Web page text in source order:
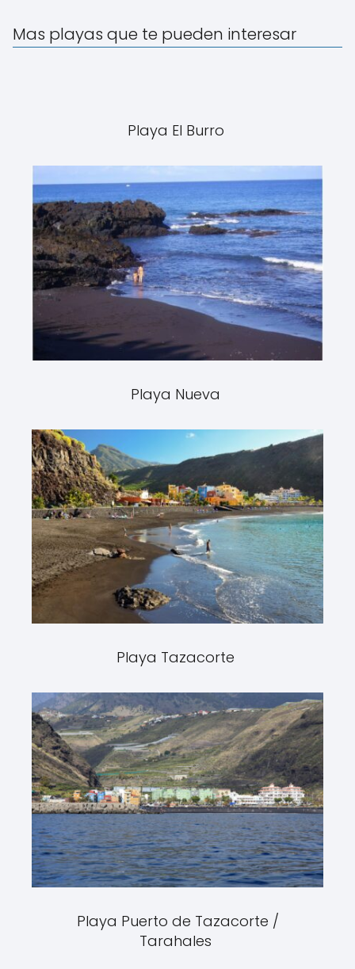
Mas playas que te pueden interesar
Playa El Burro
Playa Nueva
Playa Tazacorte
Playa Puerto de Tazacorte /
Tarahales